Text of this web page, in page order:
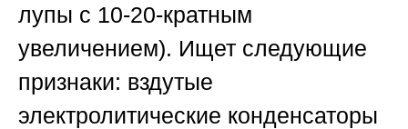
лупы с 10-20-кратным
увеличением). Ищет следующие
признаки: вздутые
электролитические конденсаторы